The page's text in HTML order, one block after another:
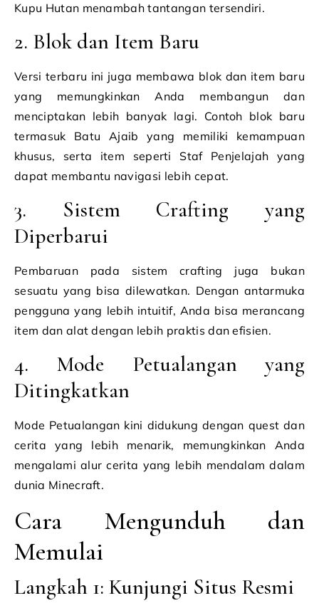
Kupu Hutan menambah tantangan tersendiri.
2. Blok dan Item Baru
Versi terbaru ini juga membawa blok dan item baru
yang memungkinkan Anda membangun dan
menciptakan lebih banyak lagi. Contoh blok baru
termasuk Batu Ajaib yang memiliki kemampuan
khusus, serta item seperti Staf Penjelajah yang
dapat membantu navigasi lebih cepat.
3. Sistem Crafting yang
Diperbarui
Pembaruan pada sistem crafting juga bukan
sesuatu yang bisa dilewatkan. Dengan antarmuka
pengguna yang lebih intuitif, Anda bisa merancang
item dan alat dengan lebih praktis dan efisien.
4. Mode Petualangan yang
Ditingkatkan
Mode Petualangan kini didukung dengan quest dan
cerita yang lebih menarik, memungkinkan Anda
mengalami alur cerita yang lebih mendalam dalam
dunia Minecraft.
Cara Mengunduh dan
Memulai
Langkah 1: Kunjungi Situs Resmi